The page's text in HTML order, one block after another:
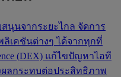
นุนจากระยะไกล จัดการ
เคชันต่างๆ ได้จากทุกที่
(DEX) แก้ไขปัญหาไอที
ผลกระทบต่อประสิทธิภาพ